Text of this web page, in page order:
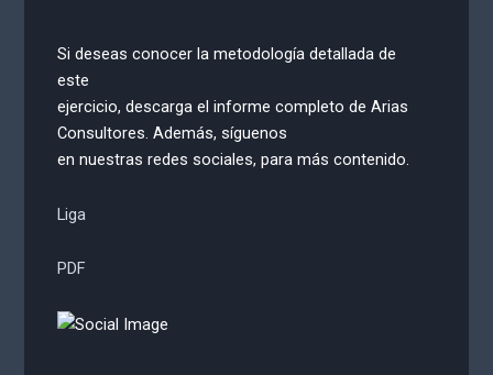
Si deseas conocer la metodología detallada de
este
ejercicio, descarga el informe completo de Arias
Consultores. Además, síguenos
en nuestras redes sociales, para más contenido.
Liga
PDF